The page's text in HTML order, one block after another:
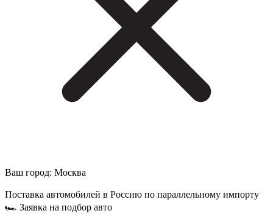
Ваш город: Москва
Поставка автомобилей в Россию по параллельному импорту
🏎 Заявка на подбор авто